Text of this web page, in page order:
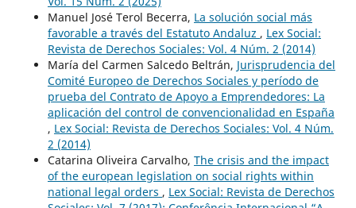
Manuel José Terol Becerra, La solución social más
favorable a través del Estatuto Andaluz , Lex Social:
Revista de Derechos Sociales: Vol. 4 Núm. 2 (2014)
María del Carmen Salcedo Beltrán, Jurisprudencia del
Comité Europeo de Derechos Sociales y período de
prueba del Contrato de Apoyo a Emprendedores: La
aplicación del control de convencionalidad en España
, Lex Social: Revista de Derechos Sociales: Vol. 4 Núm.
2 (2014)
Catarina Oliveira Carvalho, The crisis and the impact
of the european legislation on social rights within
national legal orders , Lex Social: Revista de Derechos